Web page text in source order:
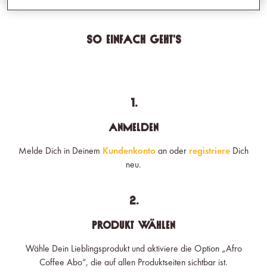
So einfach geht's
1.
Anmelden
Melde Dich in Deinem Kundenkonto an oder registriere Dich
neu.
2.
Produkt wählen
Wähle Dein Lieblingsprodukt und aktiviere die Option „Afro
Coffee Abo“, die auf allen Produktseiten sichtbar ist.